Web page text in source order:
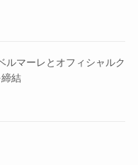
マーレとオフィシャルク
結